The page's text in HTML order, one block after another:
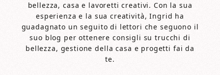
bellezza, casa e lavoretti creativi. Con la sua
esperienza e la sua creatività, Ingrid ha
guadagnato un seguito di lettori che seguono il
suo blog per ottenere consigli su trucchi di
bellezza, gestione della casa e progetti fai da
te.